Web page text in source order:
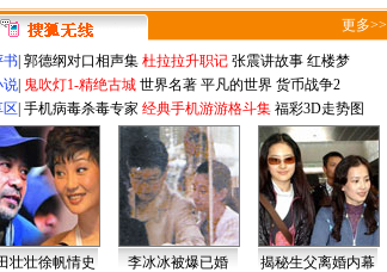
更多>>
书 郭德纲对口相声集 杜拉拉升职记 张震讲故事 红楼梦
说 鬼吹灯1-精绝古城 世界名著 平凡的世界 货币战争2
区 手机病毒杀毒专家 经典手机游游格斗集 福彩3D走势图
壮壮徐帆情史 李冰冰被爆已婚
揭秘生父离婚内幕